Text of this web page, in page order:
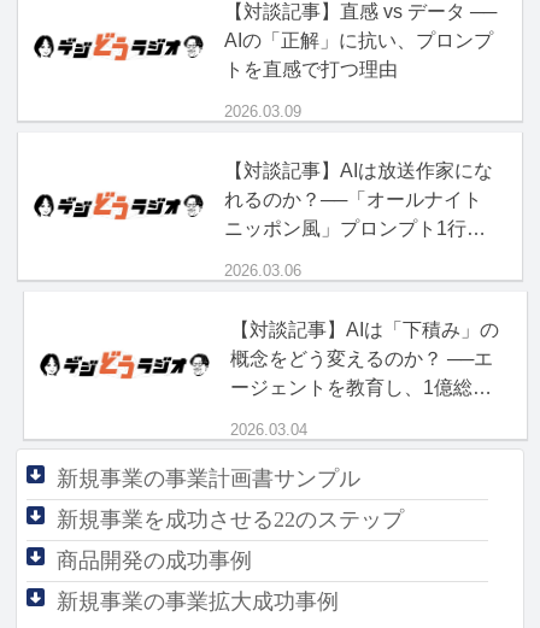
【対談記事】直感 vs データ ──
AIの「正解」に抗い、プロンプ
トを直感で打つ理由
2026.03.09
【対談記事】AIは放送作家にな
れるのか？──「オールナイト
ニッポン風」プロンプト1行の
2026.03.06
【対談記事】AIは「下積み」の
概念をどう変えるのか？ ──エ
ージェントを教育し、1億総ボ
2026.03.04
新規事業の事業計画書サンプル
新規事業を成功させる22のステップ
商品開発の成功事例
新規事業の事業拡大成功事例